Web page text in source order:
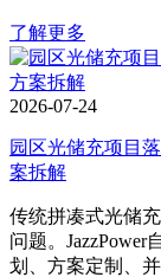
了解更多
2026-07-24
园区光储充项目
案拆解
传统拼凑式光储
问题。JazzPower
划、方案定制、